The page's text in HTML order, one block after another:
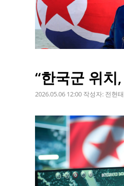
“한국군 위치
2026.05.06 12:00 작성자: 전현